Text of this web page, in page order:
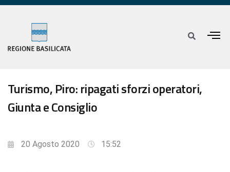
Turismo, Piro: ripagati sforzi operatori,
Giunta e Consiglio
20 Agosto 2020 15:52